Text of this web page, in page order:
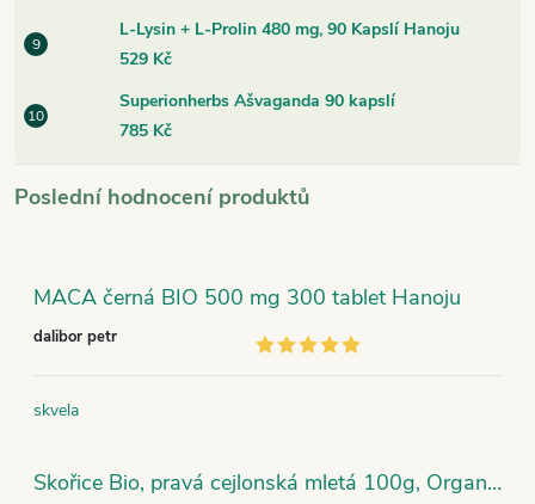
L-Lysin + L-Prolin 480 mg, 90 Kapslí Hanoju
529 Kč
Superionherbs Ašvaganda 90 kapslí
785 Kč
Poslední hodnocení produktů
MACA černá BIO 500 mg 300 tablet Hanoju
dalibor petr
skvela
Skořice Bio, pravá cejlonská mletá 100g, Organic India